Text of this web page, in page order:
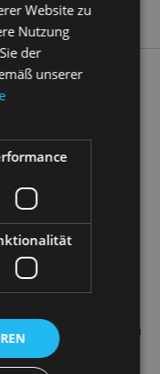
Sänger der
wilde Tiere, Steine
Gesang und
Apoll persönlich
Ehefrau im Reich
dem Weg in die
zurück doch auf
wurden
er ging ein in
Leinwand verewigt.
seiner Seite, die
verleiht, ansonsten
bleibt?
Website zu
Nutzung
der
unserer